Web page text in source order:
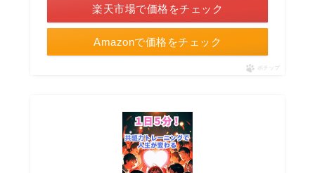
Amazonで価格をチェック
楽天市場で価格をチェック
ポチップ